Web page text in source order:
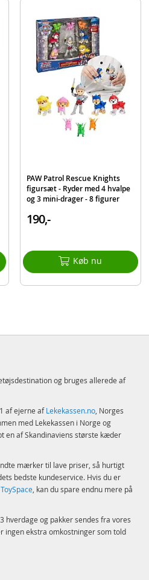
Mighty Pups udkigstårn
778988414606
Paw Patrol
PAW Patrol Rescue Knights
figursæt - Ryder med 4 hvalpe
og 3 mini-drager - 8 figurer
190,-
Køb nu
og bruges allerede af
af ejerne afLekekassen.no, Norges
med Lekekassen i Norge og
en af Skandinaviens største kæder
mærker til lave priser, så hurtigt
bedste kundeservice. Hvis du er
, kan du spare endnu mere på
hverdage og pakker sendes fra vores
ingen ekstra omkostninger som told